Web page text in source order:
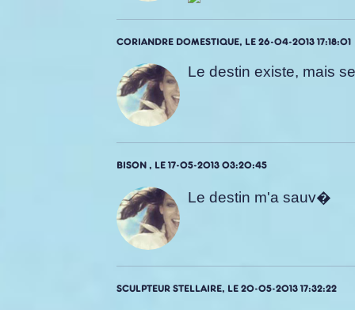
CORIANDRE DOMESTIQUE, LE 26-04-2013 17:18:01
Le destin existe, mais
BISON , LE 17-05-2013 03:20:45
Le destin m'a sauv�
SCULPTEUR STELLAIRE, LE 20-05-2013 17:32:22